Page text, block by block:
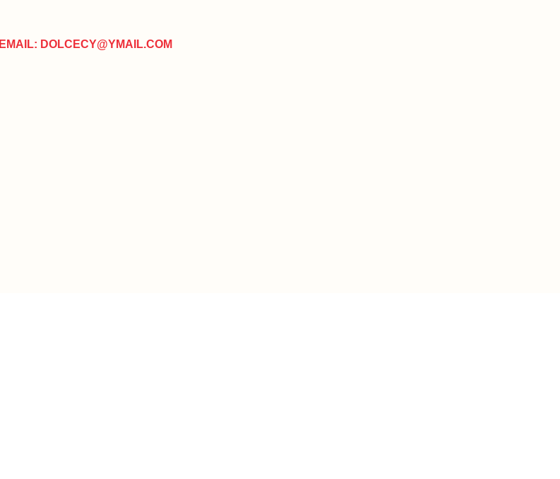
EMAIL: DOLCECY@YMAIL.COM